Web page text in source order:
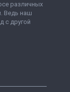
различных
Ведь наш
с другой